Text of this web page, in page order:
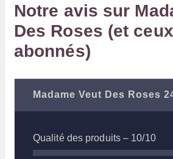
Notre avis sur
Des Roses (et
abonnés)
Madame Veut Des Roses
Qualité des produits – 10/10